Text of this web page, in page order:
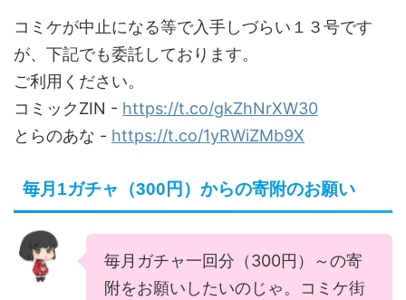
コミケが中止になる等で入手しづらい１３号です
が、下記でも委託しております。
ご利用ください。
コミックZIN - https://t.co/gkZhNrXW30
とらのあな - https://t.co/1yRWiZMb9X
毎月1ガチャ（300円）からの寄附のお願い
毎月ガチャ一回分（300円）～の寄
附をお願いしたいのじゃ。コミケ街